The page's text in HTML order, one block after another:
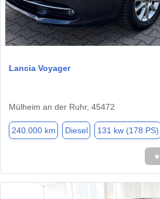
Lancia Voyager
Mülheim an der Ruhr, 45472
240.000 km Diesel 131 kw (178 PS)
★